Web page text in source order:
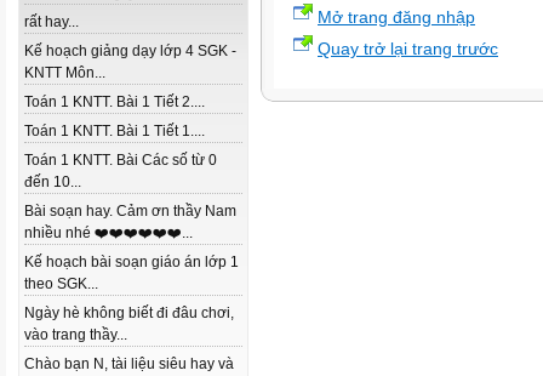
rất hay...
Kế hoạch giảng dạy lớp 4 SGK -
KNTT Môn...
Toán 1 KNTT. Bài 1 Tiết 2....
Toán 1 KNTT. Bài 1 Tiết 1....
Toán 1 KNTT. Bài Các số từ 0
đến 10...
Bài soạn hay. Cảm ơn thầy Nam
nhiều nhé ❤️❤️❤️❤️❤️❤️...
Kế hoạch bài soạn giáo án lớp 1
theo SGK...
Ngày hè không biết đi đâu chơi,
vào trang thầy...
Chào bạn N, tài liệu siêu hay và
Mở trang đăng nhập
Quay trở lại trang trước